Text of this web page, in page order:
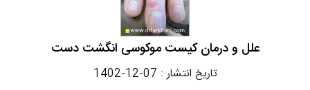
علل و درمان کیست موکوسی انگشت دست
تاریخ انتشار : 1402-12-07